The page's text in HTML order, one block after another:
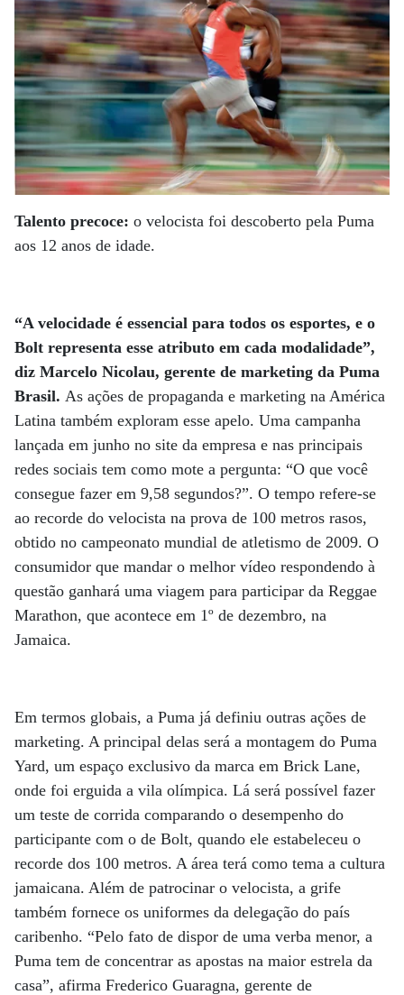
Talento precoce: o velocista foi descoberto pela Puma
aos 12 anos de idade.
“A velocidade é essencial para todos os esportes, e o
Bolt representa esse atributo em cada modalidade”,
diz Marcelo Nicolau, gerente de marketing da Puma
Brasil. As ações de propaganda e marketing na América
Latina também exploram esse apelo. Uma campanha
lançada em junho no site da empresa e nas principais
redes sociais tem como mote a pergunta: “O que você
consegue fazer em 9,58 segundos?”. O tempo refere-se
ao recorde do velocista na prova de 100 metros rasos,
obtido no campeonato mundial de atletismo de 2009. O
consumidor que mandar o melhor vídeo respondendo à
questão ganhará uma viagem para participar da Reggae
Marathon, que acontece em 1º de dezembro, na
Jamaica.
Em termos globais, a Puma já definiu outras ações de
marketing. A principal delas será a montagem do Puma
Yard, um espaço exclusivo da marca em Brick Lane,
onde foi erguida a vila olímpica. Lá será possível fazer
um teste de corrida comparando o desempenho do
participante com o de Bolt, quando ele estabeleceu o
recorde dos 100 metros. A área terá como tema a cultura
jamaicana. Além de patrocinar o velocista, a grife
também fornece os uniformes da delegação do país
caribenho. “Pelo fato de dispor de uma verba menor, a
Puma tem de concentrar as apostas na maior estrela da
casa”, afirma Frederico Guaragna, gerente de